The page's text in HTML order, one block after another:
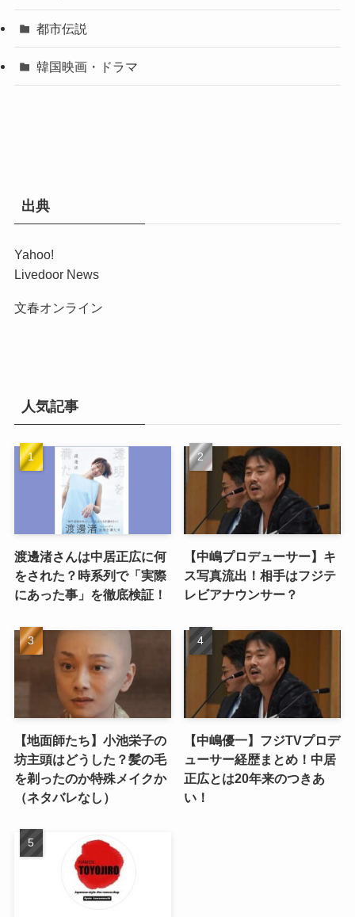
都市伝説
韓国映画・ドラマ
出典
Yahoo!
Livedoor News
文春オンライン
人気記事
渡邊渚さんは中居正広に何
をされた？時系列で「実際
にあった事」を徹底検証！
【中嶋プロデューサー】キ
ス写真流出！相手はフジテ
レビアナウンサー？
【地面師たち】小池栄子の
坊主頭はどうした？髪の毛
を剃ったのか特殊メイクか
（ネタバレなし）
【中嶋優一】フジTVプロデ
ューサー経歴まとめ！中居
正広とは20年来のつきあ
い！